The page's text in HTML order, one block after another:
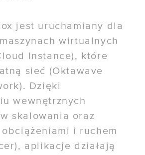
jest uruchamiany dla
wirtualnych
Instance), które
sieć (Oktawave
Dzięki
wewnętrznych
skalowania oraz
i ruchem
aplikacje działają